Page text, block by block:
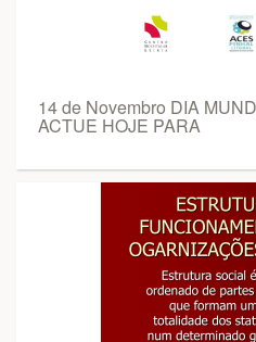
14 de Novembro DIA
ACTUE HOJE PARA